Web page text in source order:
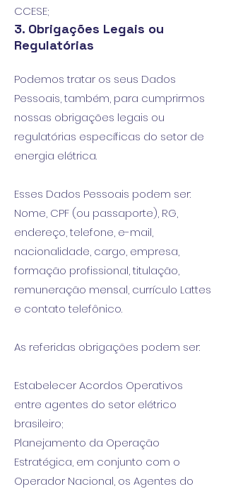
CCESE;
3. Obrigações Legais ou
Regulatórias
Podemos tratar os seus Dados
Pessoais, também, para cumprirmos
nossas obrigações legais ou
regulatórias específicas do setor de
energia elétrica.
Esses Dados Pessoais podem ser:
Nome, CPF (ou passaporte), RG,
endereço, telefone, e-mail,
nacionalidade, cargo, empresa,
formação profissional, titulação,
remuneração mensal, currículo Lattes
e contato telefônico.
As referidas obrigações podem ser:
Estabelecer Acordos Operativos
entre agentes do setor elétrico
brasileiro;
Planejamento da Operação
Estratégica, em conjunto com o
Operador Nacional, os Agentes do